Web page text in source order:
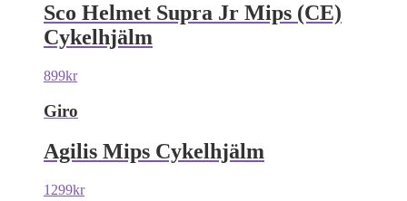
Sco Helmet Supra Jr Mips (CE)
Cykelhjälm
899kr
Giro
Agilis Mips Cykelhjälm
1299kr